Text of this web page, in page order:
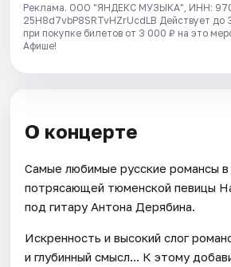
Реклама. ООО "ЯНДЕКС МУЗЫКА", ИНН:
25H8d7vbP8SRTvHZrUcdLB Действует до
при покупке билетов от 3 000 ₽ на это
Афише!
О концерте
Самые любимые русские романсы в
потрясающей тюменской певицы
под гитару Антона Дерябина.
Искренность и высокий слог
и глубинный смысл... К этому